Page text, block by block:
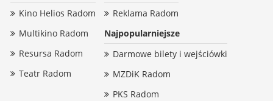
Kino Helios Radom
Multikino Radom
Resursa Radom
Teatr Radom
Reklama Radom
Najpopularniejsze
Darmowe bilety i wejściówki
MZDiK Radom
PKS Radom